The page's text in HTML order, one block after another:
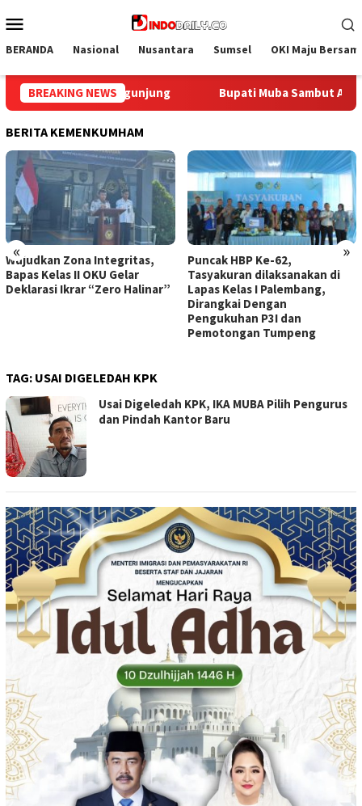
ke
Mobile
BERANDA Nasional Nusantara Sumsel OKI Maju
BREAKING NEWS
Santun Gabungan Lembaga dan Masyarakat Muba
BERITA KEMENKUMHAM
« »
Wujudkan Zona Integritas,
Bapas Kelas II OKU Gelar
Deklarasi Ikrar “Zero Halinar”
Puncak HBP Ke-62,
Tasyakuran dilaksanakan di
Lapas Kelas I Palembang,
Dirangkai Dengan
Pengukuhan P3I dan
Pemotongan Tumpeng
TAG: USAI DIGELEDAH KPK
Usai Digeledah KPK, IKA MUBA Pilih Pengurus
dan Pindah Kantor Baru